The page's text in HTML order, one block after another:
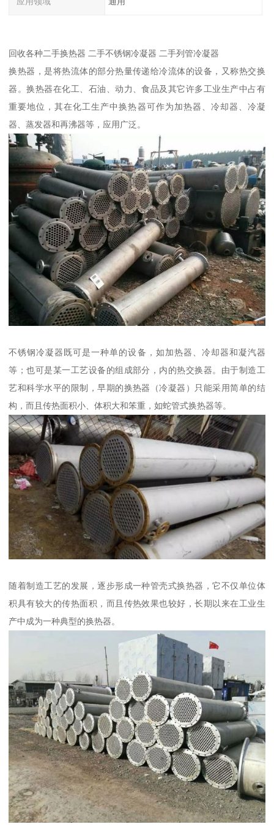
回收各种二手换热器 二手不锈钢冷凝器 二手列管冷凝器
换热器，是将热流体的部分热量传递给冷流体的设备，又称热交换
器。换热器在化工、石油、动力、食品及其它许多工业生产中占有
重要地位，其在化工生产中换热器可作为加热器、冷却器、冷凝
器、蒸发器和再沸器等，应用广泛。
不锈钢冷凝器既可是一种单的设备，如加热器、冷却器和凝汽器
等；也可是某一工艺设备的组成部分，内的热交换器。由于制造工
艺和科学水平的限制，早期的换热器（冷凝器）只能采用简单的结
构，而且传热面积小、体积大和笨重，如蛇管式换热器等。
随着制造工艺的发展，逐步形成一种管壳式换热器，它不仅单位体
积具有较大的传热面积，而且传热效果也较好，长期以来在工业生
产中成为一种典型的换热器。